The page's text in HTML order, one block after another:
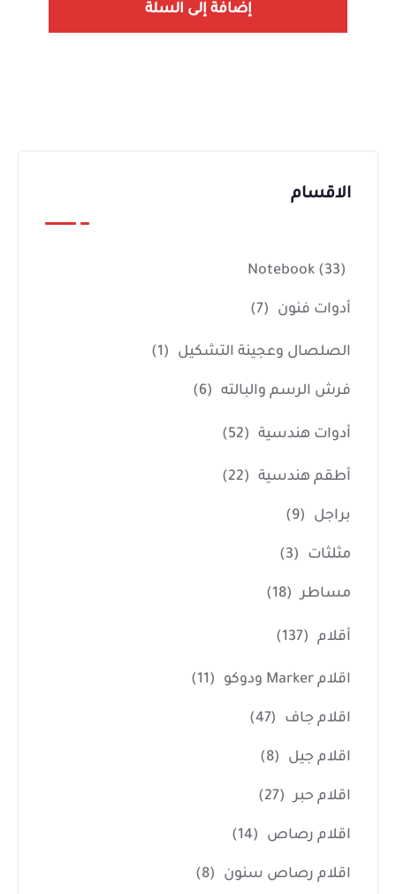
إضافة إلى السلة
الاقسام
Notebook (33)
أدوات فنون (7)
الصلصال وعجينة التشكيل (1)
فرش الرسم والبالته (6)
أدوات هندسية (52)
أطقم هندسية (22)
براجل (9)
مثلثات (3)
مساطر (18)
أقلام (137)
اقلام Marker ودوكو (11)
اقلام جاف (47)
اقلام جيل (8)
اقلام حبر (27)
اقلام رصاص (14)
اقلام رصاص سنون (8)